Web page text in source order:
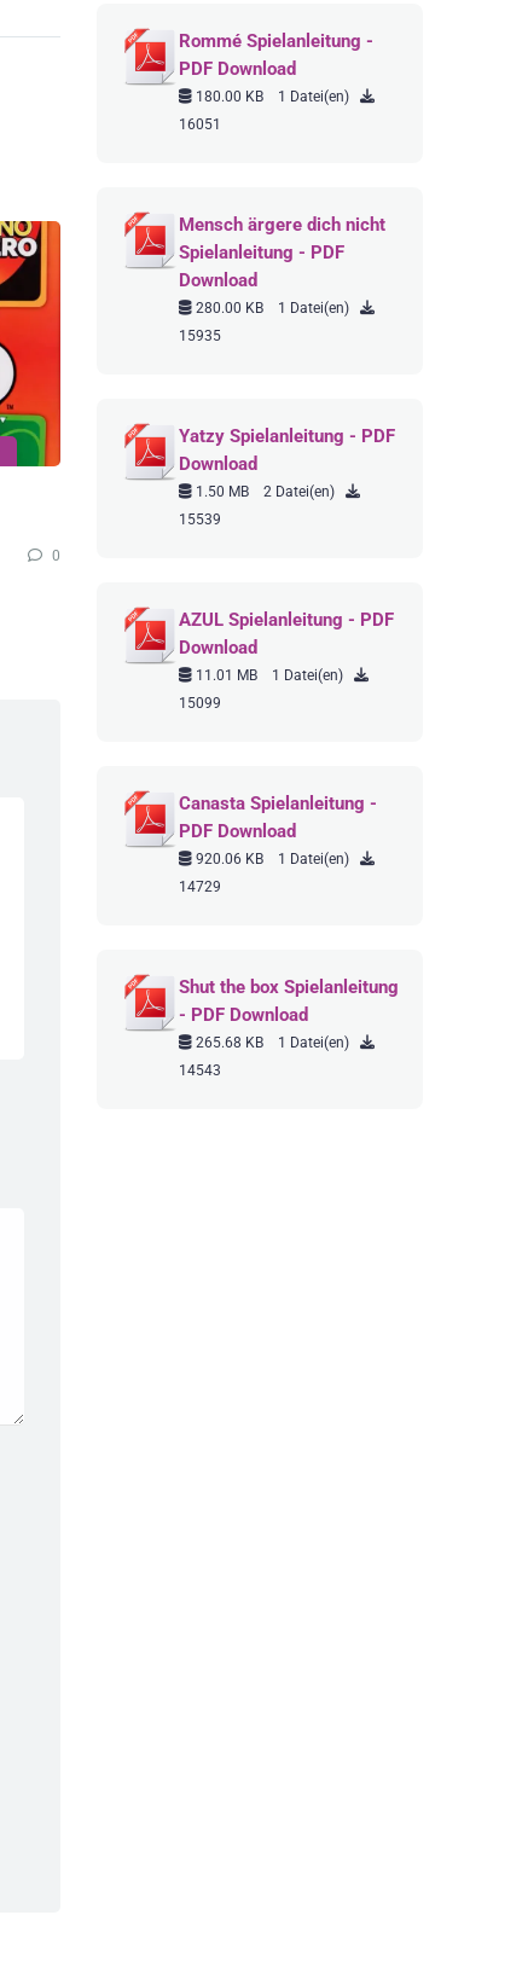
0
Rommé Spielanleitung -
PDF Download
180.00 KB
1 Datei(en)
16051
Mensch ärgere dich nicht
Spielanleitung - PDF
Download
280.00 KB
1 Datei(en)
15935
Yatzy Spielanleitung - PDF
Download
1.50 MB
2 Datei(en)
15539
AZUL Spielanleitung - PDF
Download
11.01 MB
1 Datei(en)
15099
Canasta Spielanleitung -
PDF Download
920.06 KB
1 Datei(en)
14729
Shut the box Spielanleitung
- PDF Download
265.68 KB
1 Datei(en)
14543